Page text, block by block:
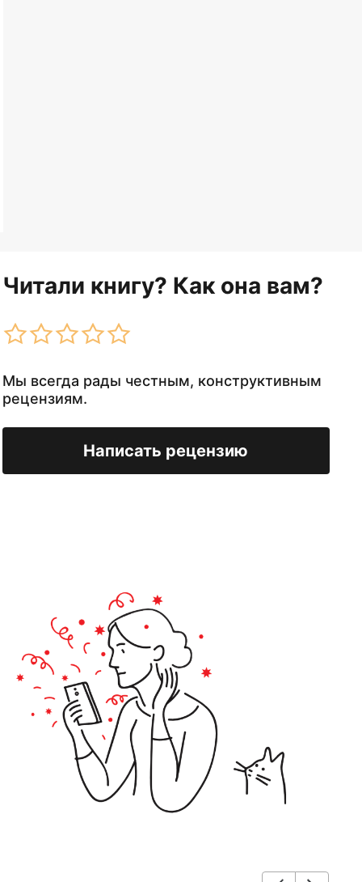
Читали книгу? Как она вам?
Мы всегда рады честным, конструктивным
рецензиям.
Написать рецензию